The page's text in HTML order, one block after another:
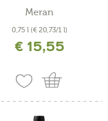
Meran
0,75 l (€ 20,73/1 l)
€ 15,55